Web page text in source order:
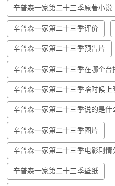
辛普森一家第二十三季原著小说
辛普森一家第二十三季评价
辛普森一家第二十三季预告片
辛普森一家第二十三季在哪个台
辛普森一家第二十三季啥时候上
辛普森一家第二十三季说的是什
辛普森一家第二十三季图片
辛普森一家第二十三季电影剧情
辛普森一家第二十三季壁纸